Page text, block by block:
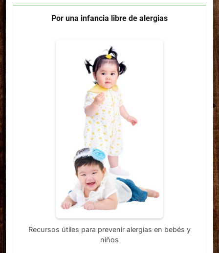
Por una infancia libre de alergias
Recursos útiles para prevenir alergias en bebés y
niños